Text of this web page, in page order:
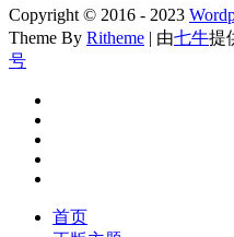
Copyright © 2016 - 2023
Theme By Ritheme | 由七牛提
号
首页